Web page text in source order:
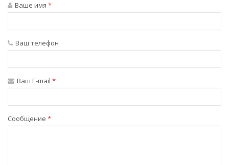
Ваше имя *
Ваш телефон
Ваш E-mail *
Сообщение *